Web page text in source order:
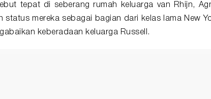
tepat di seberang rumah keluarga van Rhijn,
status mereka sebagai bagian dari kelas lama New
keberadaan keluarga Russell.